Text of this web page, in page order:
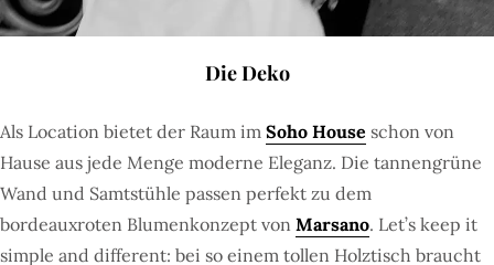
Die Deko
Als Location bietet der Raum im Soho House schon von
Hause aus jede Menge moderne Eleganz. Die tannengrüne
Wand und Samtstühle passen perfekt zu dem
bordeauxroten Blumenkonzept von Marsano. Let’s keep it
simple and different: bei so einem tollen Holztisch braucht